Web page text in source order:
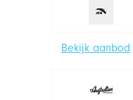
Bekijk aanbod